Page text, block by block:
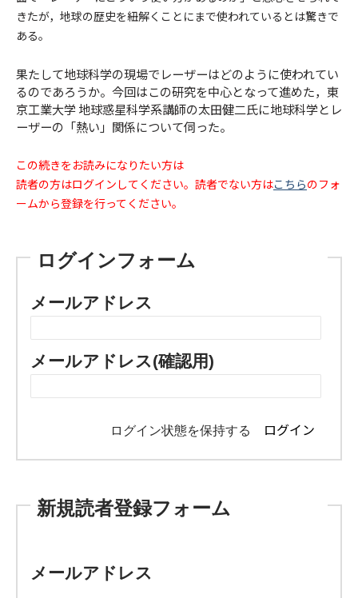
きたが，地球の歴史を紐解くことにまで使われているとは驚きで
ある。
果たして地球科学の現場でレーザーはどのように使われてい
るのであろうか。今回はこの研究を中心となって進めた，東
京工業大学 地球惑星科学系講師の太田健二氏に地球科学とレ
ーザーの「熱い」関係について伺った。
この続きをお読みになりたい方は
読者の方はログインしてください。読者でない方はこちらのフォ
ームから登録を行ってください。
ログインフォーム
メールアドレス
メールアドレス(確認用)
ログイン状態を保持する
新規読者登録フォーム
メールアドレス